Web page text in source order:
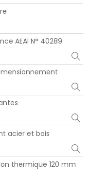
AEAI N° 40289
acier et bois
thermique 120 mm